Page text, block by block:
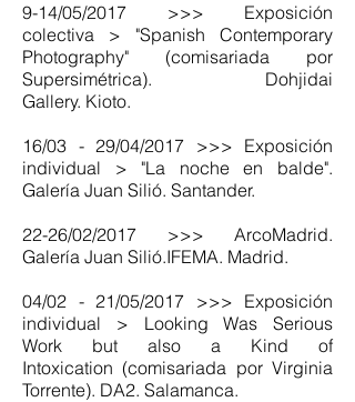
9-14/05/2017 >>> Exposición
colectiva > "Spanish Contemporary
Photography" (comisariada por
Supersimétrica). Dohjidai
Gallery. Kioto.
16/03 - 29/04/2017 >>> Exposición
individual > "La noche en balde".
Galería Juan Silió. Santander.
22-26/02/2017 >>> ArcoMadrid.
Galería Juan Silió.IFEMA. Madrid.
04/02 - 21/05/2017 >>> Exposición
individual > Looking Was Serious
Work but also a Kind of
Intoxication (comisariada por Virginia
Torrente). DA2. Salamanca.